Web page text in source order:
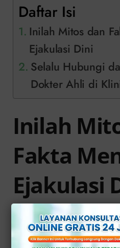
Daftar Isi
Inilah Mitos dan
Ejakulasi Dini
Selalu Hubungi
Dokter Ahli di
Inilah
Fakta
Ejakulasi
Berikut ini mitos
ejakulasi diniyang